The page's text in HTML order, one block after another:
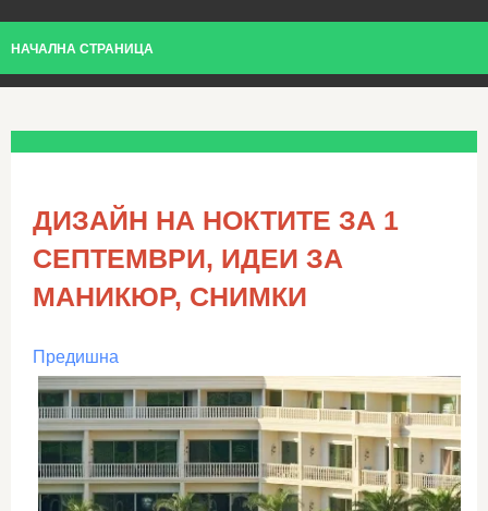
НАЧАЛНА СТРАНИЦА
ДИЗАЙН НА НОКТИТЕ ЗА 1
СЕПТЕМВРИ, ИДЕИ ЗА
МАНИКЮР, СНИМКИ
Предишна